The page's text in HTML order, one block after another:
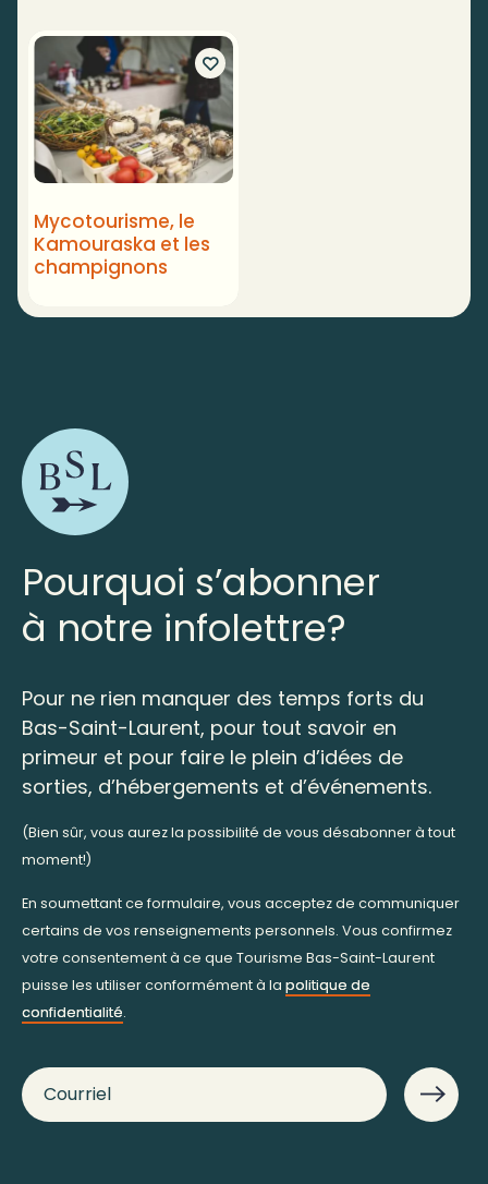
Mycotourisme, le
Kamouraska et les
champignons
Pourquoi s’abonner
à notre infolettre?
Pour ne rien manquer des temps forts du
Bas-Saint-Laurent, pour tout savoir en
primeur et pour faire le plein d’idées de
sorties, d’hébergements et d’événements.
(Bien sûr, vous aurez la possibilité de vous désabonner à tout
moment!)
En soumettant ce formulaire, vous acceptez de communiquer
certains de vos renseignements personnels. Vous confirmez
votre consentement à ce que Tourisme Bas-Saint-Laurent
puisse les utiliser conformément à la politique de
confidentialité.